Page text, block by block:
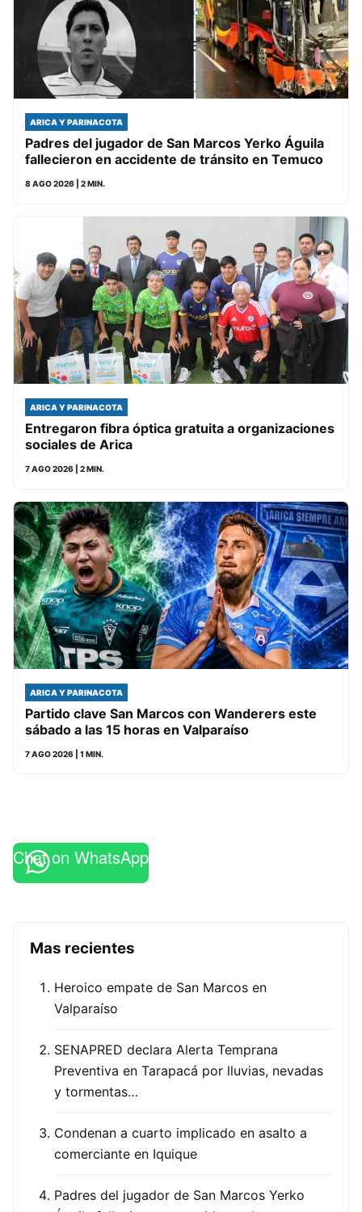
ARICA Y PARINACOTA
Padres del jugador de San Marcos Yerko Águila
fallecieron en accidente de tránsito en Temuco
8 AGO 2026 | 2 MIN.
ARICA Y PARINACOTA
Entregaron fibra óptica gratuita a organizaciones
sociales de Arica
7 AGO 2026 | 2 MIN.
ARICA Y PARINACOTA
Partido clave San Marcos con Wanderers este
sábado a las 15 horas en Valparaíso
7 AGO 2026 | 1 MIN.
Chat on WhatsApp
Mas recientes
Heroico empate de San Marcos en
Valparaíso
SENAPRED declara Alerta Temprana
Preventiva en Tarapacá por lluvias, nevadas
y tormentas…
Condenan a cuarto implicado en asalto a
comerciante en Iquique
Padres del jugador de San Marcos Yerko